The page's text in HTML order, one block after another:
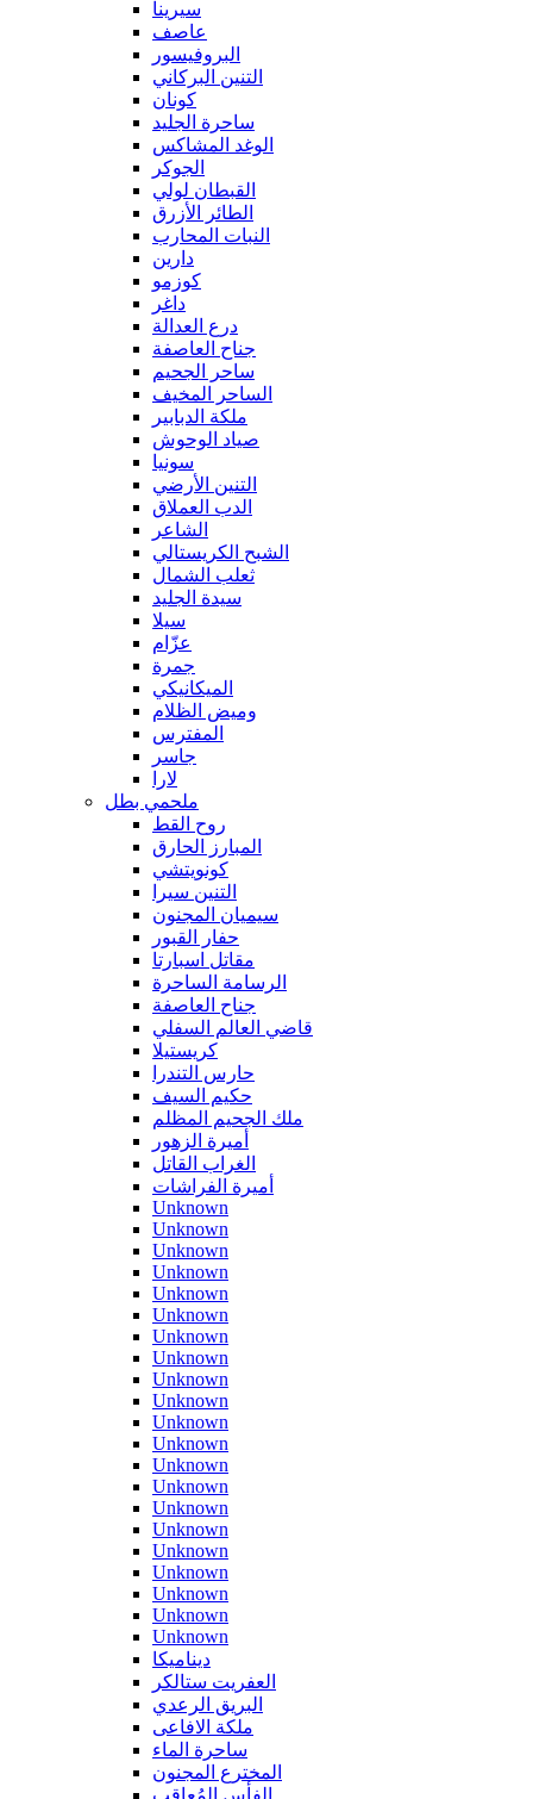
سيرينا
عاصف
البروفيسور
التنين البركاني
كونان
ساحرة الجليد
الوغد المشاكس
الجوكر
القبطان لولي
الطائر الأزرق
النبات المحارب
دارين
كوزمو
داغر
درع العدالة
جناح العاصفة
ساحر الجحيم
الساحر المخيف
ملكة الدبابير
صياد الوحوش
سونيا
التنين الأرضي
الدب العملاق
الشاعر
الشبح الكريستالي
ثعلب الشمال
سيدة الجليد
سيلا
عزّام
جمرة
الميكانيكي
وميض الظلام
المفترس
جاسر
لارا
ملحمي بطل
روح القط
المبارز الحارق
كونويتشي
التنين سيرا
سيميان المجنون
حفار القبور
مقاتل اسبارتا
الرسامة الساحرة
جناح العاصفة
قاضي العالم السفلي
كريستيلا
حارس التندرا
حكيم السيف
ملك الجحيم المظلم
أميرة الزهور
الغراب القاتل
أميرة الفراشات
Unknown
Unknown
Unknown
Unknown
Unknown
Unknown
Unknown
Unknown
Unknown
Unknown
Unknown
Unknown
Unknown
Unknown
Unknown
Unknown
Unknown
Unknown
Unknown
Unknown
Unknown
ديناميكا
العفريت ستالكر
البريق الرعدي
ملكة الافاعى
ساحرة الماء
المخترع المجنون